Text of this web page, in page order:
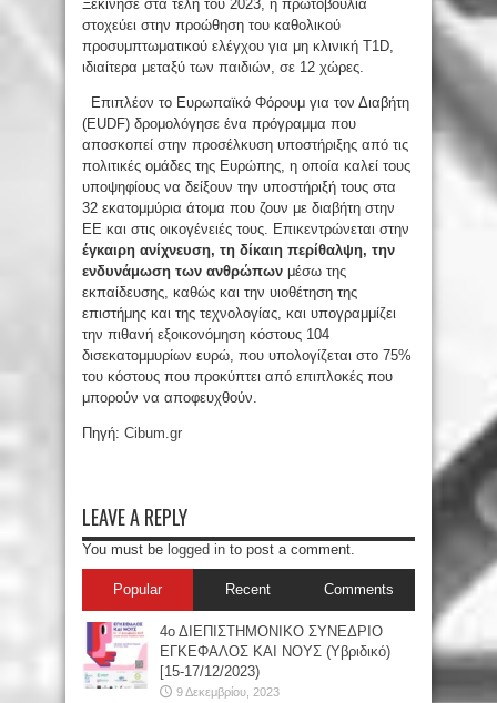
Ξεκίνησε στα τέλη του 2023, η πρωτοβουλία
στοχεύει στην προώθηση του καθολικού
προσυμπτωματικού ελέγχου για μη κλινική T1D,
ιδιαίτερα μεταξύ των παιδιών, σε 12 χώρες.
Επιπλέον το Ευρωπαϊκό Φόρουμ για τον Διαβήτη
(EUDF) δρομολόγησε ένα πρόγραμμα που
αποσκοπεί στην προσέλκυση υποστήριξης από τις
πολιτικές ομάδες της Ευρώπης, η οποία καλεί τους
υποψηφίους να δείξουν την υποστήριξή τους στα
32 εκατομμύρια άτομα που ζουν με διαβήτη στην
ΕΕ και στις οικογένειές τους. Επικεντρώνεται στην
έγκαιρη ανίχνευση, τη δίκαιη περίθαλψη, την
ενδυνάμωση των ανθρώπων μέσω της
εκπαίδευσης, καθώς και την υιοθέτηση της
επιστήμης και της τεχνολογίας, και υπογραμμίζει
την πιθανή εξοικονόμηση κόστους 104
δισεκατομμυρίων ευρώ, που υπολογίζεται στο 75%
του κόστους που προκύπτει από επιπλοκές που
μπορούν να αποφευχθούν.
Πηγή: Cibum.gr
LEAVE A REPLY
You must be logged in to post a comment.
Popular Recent Comments
4ο ΔΙΕΠΙΣΤΗΜΟΝΙΚΟ ΣΥΝΕΔΡΙΟ
ΕΓΚΕΦΑΛΟΣ ΚΑΙ ΝΟΥΣ (Υβριδικό)
[15-17/12/2023)
9 Δεκεμβρίου, 2023